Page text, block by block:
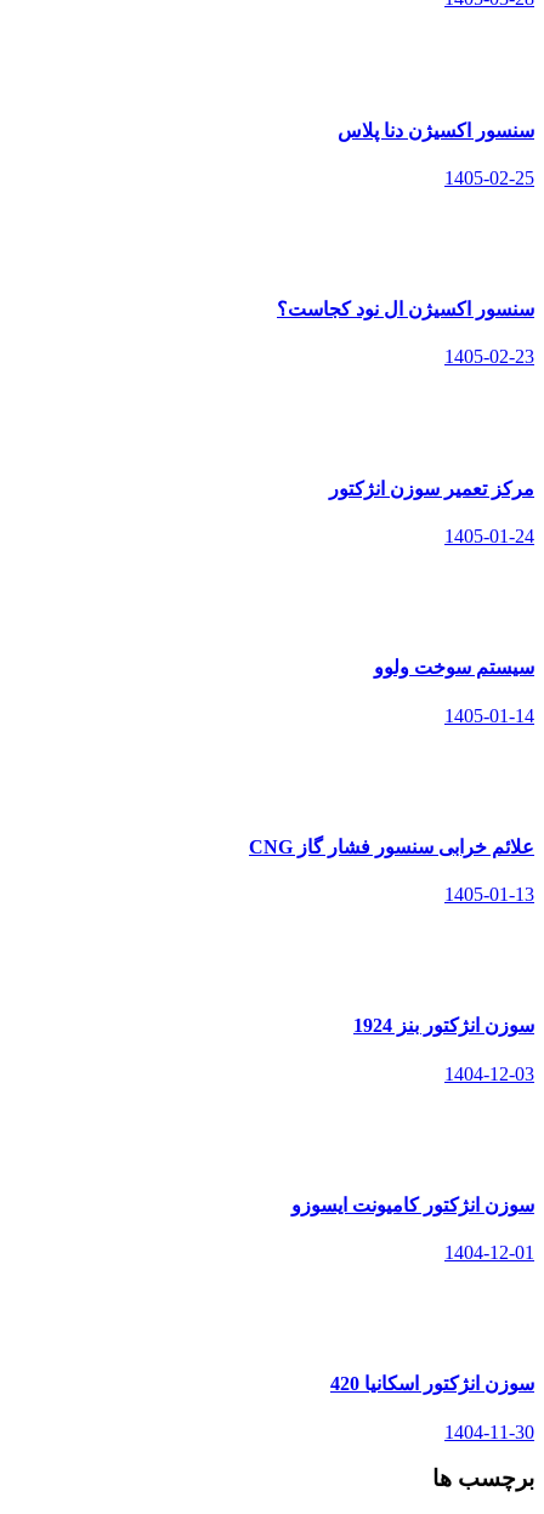
سنسور اکسیژن دنا پلاس
1405-02-25
سنسور اکسیژن ال نود کجاست؟
1405-02-23
مرکز تعمیر سوزن انژکتور
1405-01-24
سیستم سوخت ولوو
1405-01-14
علائم خرابی سنسور فشار گاز CNG
1405-01-13
سوزن انژکتور بنز 1924
1404-12-03
سوزن انژکتور کامیونت ایسوزو
1404-12-01
سوزن انژکتور اسکانیا 420
1404-11-30
برچسب ها